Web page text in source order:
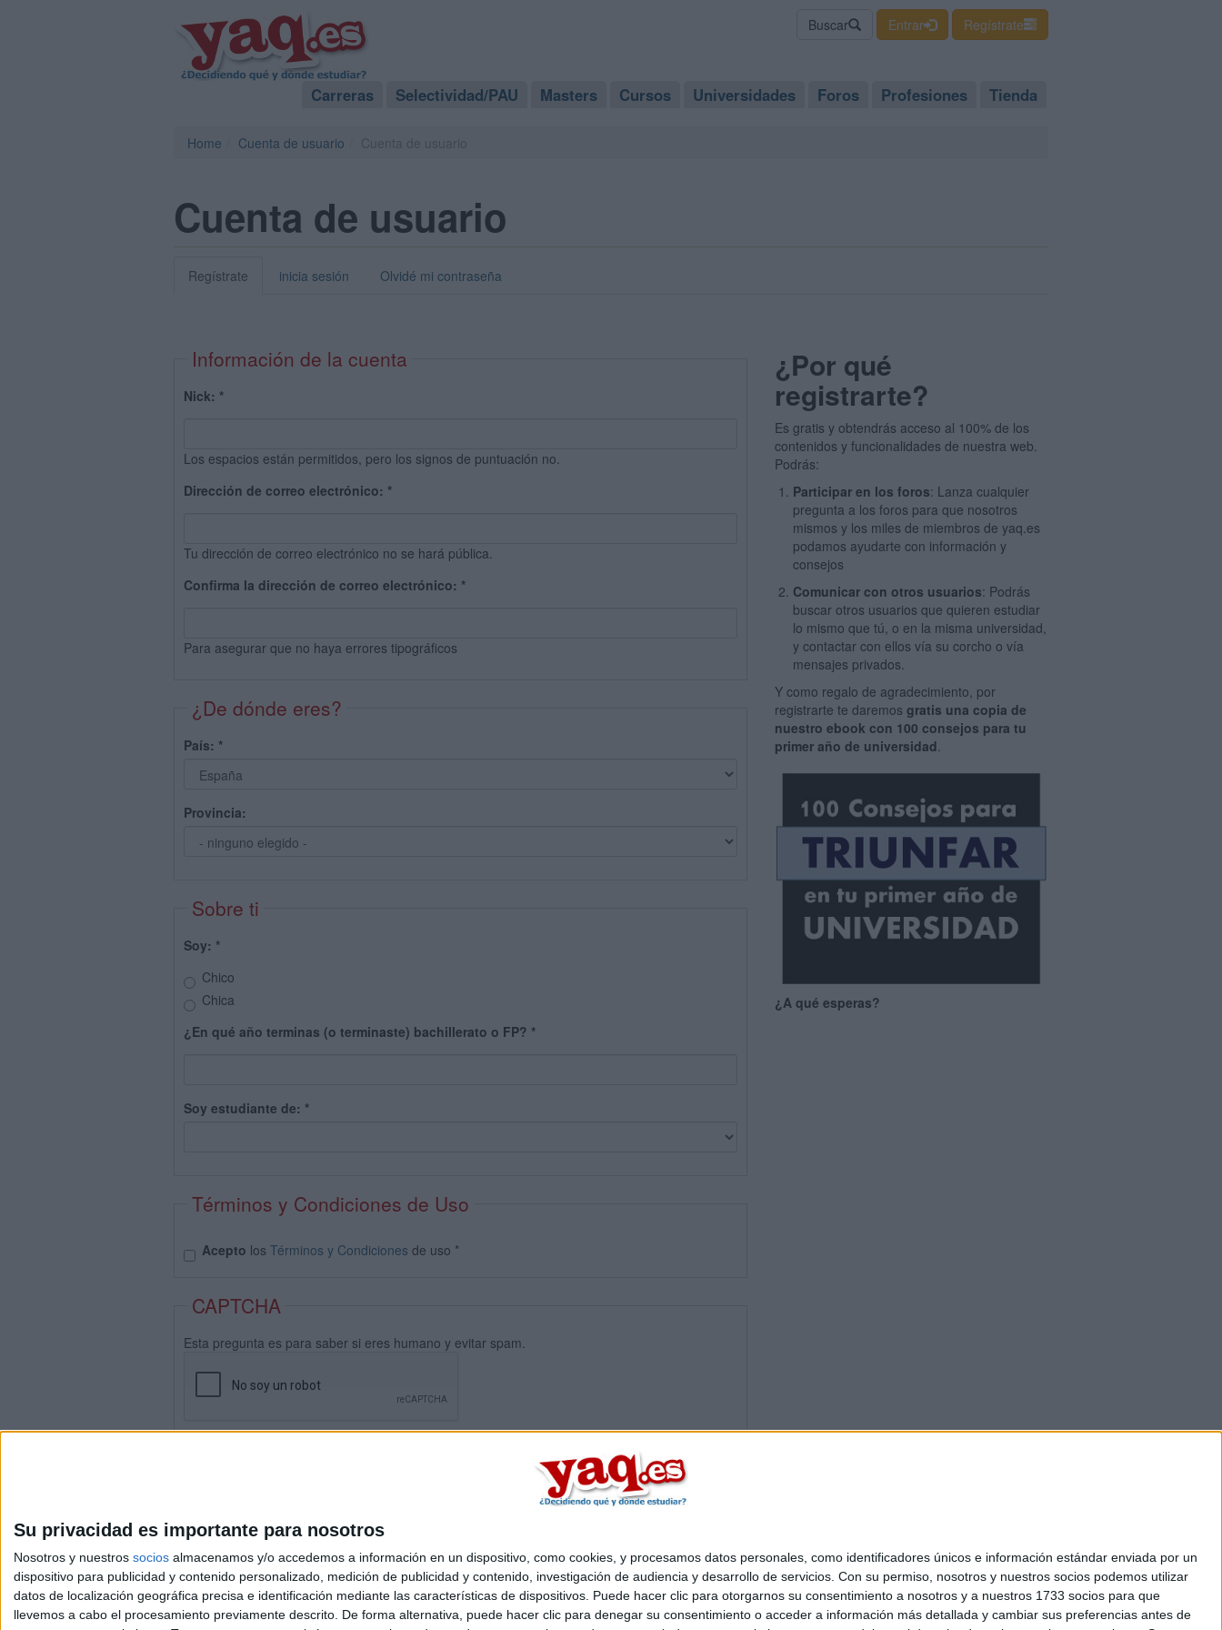
Su privacidad es importante para nosotros
Nosotros y nuestros socios almacenamos y/o accedemos a información en un dispositivo, como cookies, y procesamos datos personales, como identificadores únicos e información estándar enviada por un
dispositivo para publicidad y contenido personalizado, medición de publicidad y contenido, investigación de audiencia y desarrollo de servicios. Con su permiso, nosotros y nuestros socios podemos utilizar
datos de localización geográfica precisa e identificación mediante las características de dispositivos. Puede hacer clic para otorgarnos su consentimiento a nosotros y a nuestros 1733 socios para que
llevemos a cabo el procesamiento previamente descrito. De forma alternativa, puede hacer clic para denegar su consentimiento o acceder a información más detallada y cambiar sus preferencias antes de
Buscar Entrar Regístrate
Carreras Selectividad/PAU Masters Cursos Universidades Foros Profesiones Tienda
Home Cuenta de usuario
Cuenta de usuario
Regístrate inicia sesión Olvidé mi contraseña
Información de la cuenta
Nick: *
Los espacios están permitidos, pero los signos de puntuación no.
Dirección de correo electrónico: *
Tu dirección de correo electrónico no se hará pública.
Confirma la dirección de correo electrónico: *
Para asegurar que no haya errores tipográficos
¿De dónde eres?
País: *
Provincia:
Sobre ti
Soy: *
Chico
Chica
¿En qué año terminas (o terminaste) bachillerato o FP? *
Soy estudiante de: *
Términos y Condiciones de Uso
Acepto los Términos y Condiciones de uso *
CAPTCHA
Esta pregunta es para saber si eres humano y evitar spam.
¿Por qué
registrarte?
Es gratis y obtendrás acceso al 100% de los
contenidos y funcionalidades de nuestra web.
Podrás:
Participar en los foros: Lanza cualquier
pregunta a los foros para que nosotros
mismos y los miles de miembros de yaq.es
podamos ayudarte con información y
consejos
Comunicar con otros usuarios: Podrás
buscar otros usuarios que quieren estudiar
lo mismo que tú, o en la misma universidad,
y contactar con ellos vía su corcho o vía
mensajes privados.
Y como regalo de agradecimiento, por
registrarte te daremosgratis una copia de
nuestro ebook con 100 consejos para tu
primer año de universidad.
¿A qué esperas?
Quiénes somos |Contactar| Anúnciate
Aviso legal|Politica de privacidad|Condiciones generales|Política de cookies